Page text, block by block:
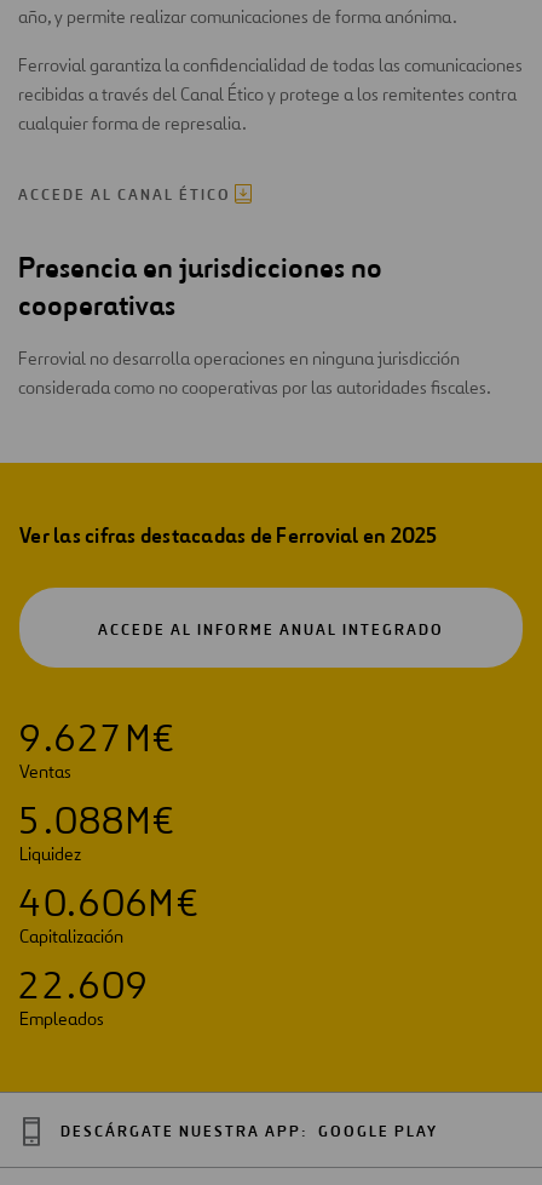
año, y permite realizar comunicaciones de forma anónima.
Ferrovial garantiza la confidencialidad de todas las comunicaciones
recibidas a través del Canal Ético y protege a los remitentes contra
cualquier forma de represalia.
ACCEDE AL CANAL ÉTICO
Presencia en jurisdicciones no
cooperativas
Ferrovial no desarrolla operaciones en ninguna jurisdicción
considerada como no cooperativas por las autoridades fiscales.
Ver las cifras destacadas de Ferrovial en 2025
ACCEDE AL INFORME ANUAL INTEGRADO
9.627 M€
Ventas
5 .088M€
Liquidez
40.606M€
Capitalización
22.609
Empleados
DESCÁRGATE NUESTRA APP: GOOGLE PLAY